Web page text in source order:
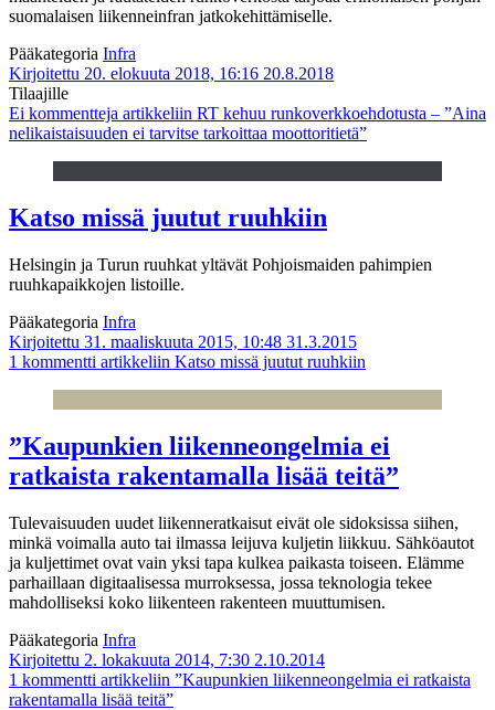
suomalaisen liikenneinfran jatkokehittämiselle.
Pääkategoria Infra
Kirjoitettu 20. elokuuta 2018, 16:16 20.8.2018
Tilaajille
Ei kommentteja artikkeliin RT kehuu runkoverkkoehdotusta – ”Aina
nelikaistaisuuden ei tarvitse tarkoittaa moottoritietä”
Katso missä juutut ruuhkiin
Helsingin ja Turun ruuhkat yltävät Pohjoismaiden pahimpien
ruuhkapaikkojen listoille.
Pääkategoria Infra
Kirjoitettu 31. maaliskuuta 2015, 10:48 31.3.2015
1 kommentti artikkeliin Katso missä juutut ruuhkiin
”Kaupunkien liikenneongelmia ei
ratkaista rakentamalla lisää teitä”
Tulevaisuuden uudet liikenneratkaisut eivät ole sidoksissa siihen,
minkä voimalla auto tai ilmassa leijuva kuljetin liikkuu. Sähköautot
ja kuljettimet ovat vain yksi tapa kulkea paikasta toiseen. Elämme
parhaillaan digitaalisessa murroksessa, jossa teknologia tekee
mahdolliseksi koko liikenteen rakenteen muuttumisen.
Pääkategoria Infra
Kirjoitettu 2. lokakuuta 2014, 7:30 2.10.2014
1 kommentti artikkeliin ”Kaupunkien liikenneongelmia ei ratkaista
rakentamalla lisää teitä”